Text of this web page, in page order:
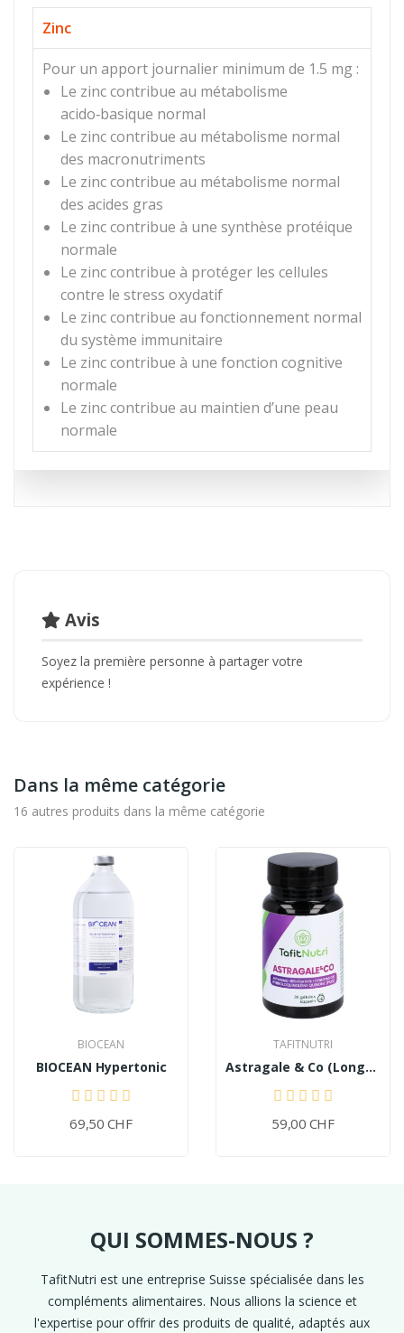
Zinc
Pour un apport journalier minimum de 1.5 mg :
Le zinc contribue au métabolisme
acido‑basique normal
Le zinc contribue au métabolisme normal
des macronutriments
Le zinc contribue au métabolisme normal
des acides gras
Le zinc contribue à une synthèse protéique
normale
Le zinc contribue à protéger les cellules
contre le stress oxydatif
Le zinc contribue au fonctionnement normal
du système immunitaire
Le zinc contribue à une fonction cognitive
normale
Le zinc contribue au maintien d’une peau
normale
Avis
Soyez la première personne à partager votre
expérience !
Dans la même catégorie
16 autres produits dans la même catégorie
BIOCEAN
BIOCEAN Hypertonic
69,50 CHF
TAFITNUTRI
Astragale & Co (Longevity)
59,00 CHF
QUI SOMMES-NOUS ?
TafitNutri est une entreprise Suisse spécialisée dans les
compléments alimentaires. Nous allions la science et
l'expertise pour offrir des produits de qualité, adaptés aux